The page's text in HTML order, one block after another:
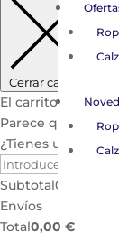
Cerrar carrito
El carrito está
Parece que aún
¿Tienes un
Subtotal0,00
Envíos
Total0,00 €